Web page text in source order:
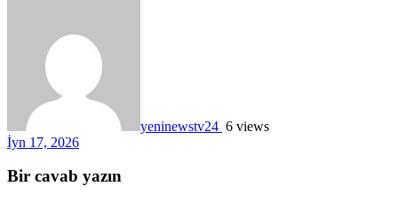
yeninewstv24 6 views
İyn 17, 2026
Bir cavab yazın